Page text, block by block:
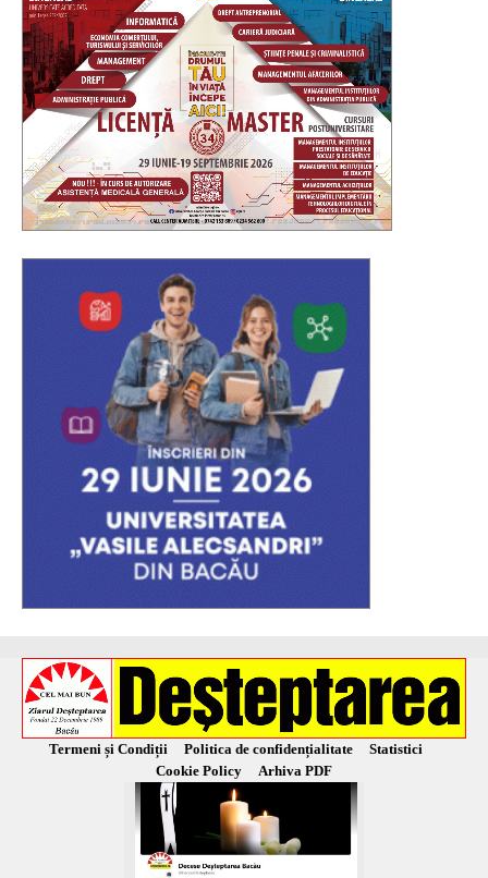
Termeni și Condiții Politica de confidențialitate
Statistici
Cookie Policy
Arhiva PDF